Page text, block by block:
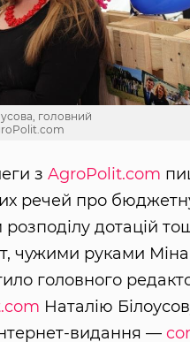
головний
з AgroPolit.com
речей про
розподілу дотацій
чужими руками
головного
Наталію
видання —